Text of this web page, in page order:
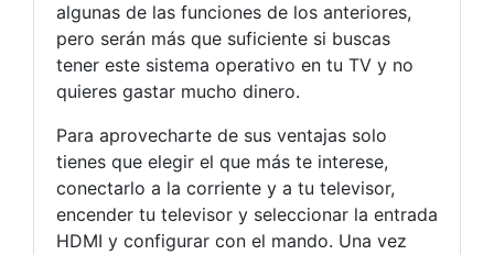
algunas de las funciones de los anteriores,
pero serán más que suficiente si buscas
tener este sistema operativo en tu TV y no
quieres gastar mucho dinero.
Para aprovecharte de sus ventajas solo
tienes que elegir el que más te interese,
conectarlo a la corriente y a tu televisor,
encender tu televisor y seleccionar la entrada
HDMI y configurar con el mando. Una vez